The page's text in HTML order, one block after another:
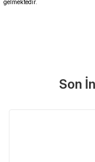
gelmektedir.
Tüm ürünlerimiz
Son